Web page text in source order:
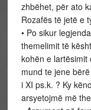
zhbëhet, për ato
Rozafës të jetë e
• Po sikur
themelimit të
kohën e
mund te jene
i XI ps.k. ? Ky
arsyetojmë më